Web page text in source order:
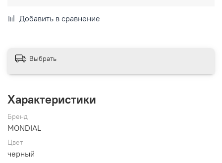
Добавить в сравнение
Выбрать
Характеристики
Бренд
MONDIAL
Цвет
черный